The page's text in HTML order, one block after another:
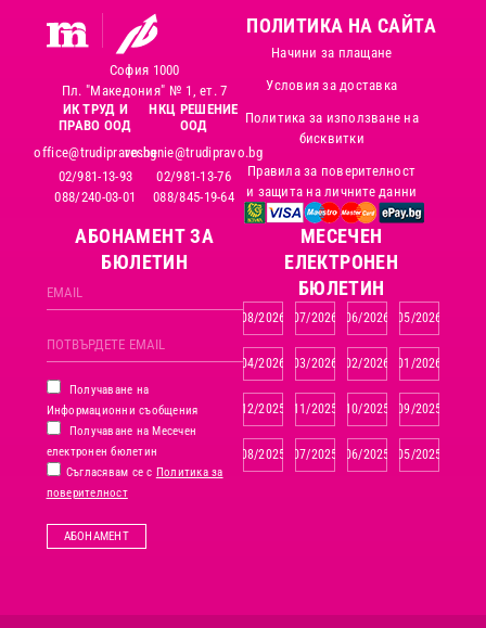
София 1000
Пл. "Македония" № 1, ет. 7
ИК ТРУД И
ПРАВО ООД
office@trudipravo.bg
02/981-13-93
088/240-03-01
НКЦ РЕШЕНИЕ
ООД
reshenie@trudipravo.bg
02/981-13-76
088/845-19-64
ПОЛИТИКА НА САЙТА
Начини за плащане
Условия за доставка
Политика за използване на
бисквитки
Правила за поверителност
и защита на личните данни
АБОНАМЕНТ ЗА
БЮЛЕТИН
Получаване на
Информационни съобщения
Получаване на Месечен
електронен бюлетин
Съгласявам се с Политика за
поверителност
АБОНАМЕНТ
MЕСЕЧЕН
ЕЛЕКТРОНЕН
БЮЛЕТИН
08/2026 07/2026 06/2026 05/2026
04/2026 03/2026 02/2026 01/2026
12/2025 11/2025 10/2025 09/2025
08/2025 07/2025 06/2025 05/2025